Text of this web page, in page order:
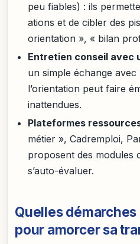
peu fiables) : ils
ations et de cibler des
orientation », « bilan
Entretien conseil avec
un simple échange
l’orientation peut faire
inattendues.
Plateformes
métier », Cadremploi,
proposent des modules
s’auto-évaluer.
Quelles
pour amorcer sa